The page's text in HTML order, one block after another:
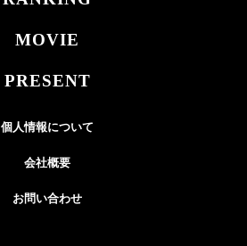
MOVIE
PRESENT
個人情報について
会社概要
お問い合わせ